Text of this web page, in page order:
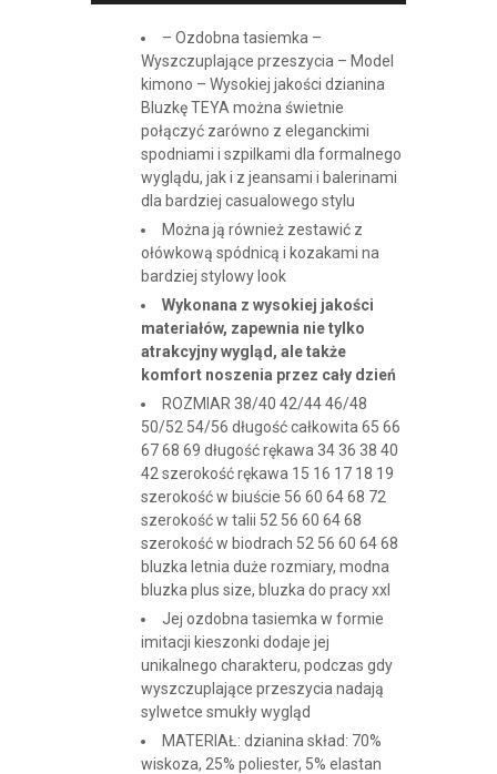
– Ozdobna tasiemka –
Wyszczuplające przeszycia – Model
kimono – Wysokiej jakości dzianina
Bluzkę TEYA można świetnie
połączyć zarówno z eleganckimi
spodniami i szpilkami dla formalnego
wyglądu, jak i z jeansami i balerinami
dla bardziej casualowego stylu
Można ją również zestawić z
ołówkową spódnicą i kozakami na
bardziej stylowy look
Wykonana z wysokiej jakości
materiałów, zapewnia nie tylko
atrakcyjny wygląd, ale także
komfort noszenia przez cały dzień
ROZMIAR 38/40 42/44 46/48
50/52 54/56 długość całkowita 65 66
67 68 69 długość rękawa 34 36 38 40
42 szerokość rękawa 15 16 17 18 19
szerokość w biuście 56 60 64 68 72
szerokość w talii 52 56 60 64 68
szerokość w biodrach 52 56 60 64 68
bluzka letnia duże rozmiary, modna
bluzka plus size, bluzka do pracy xxl
Jej ozdobna tasiemka w formie
imitacji kieszonki dodaje jej
unikalnego charakteru, podczas gdy
wyszczuplające przeszycia nadają
sylwetce smukły wygląd
MATERIAŁ: dzianina skład: 70%
wiskoza, 25% poliester, 5% elastan